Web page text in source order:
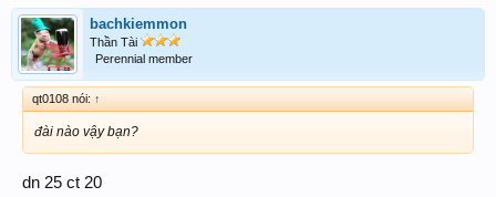
bachkiemmon
Thần Tài
Perennial member
qt0108 nói: ↑
đài nào vậy bạn?
dn 25 ct 20